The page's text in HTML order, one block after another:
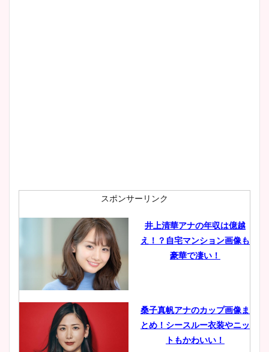
スポンサーリンク
井上清華アナの年収は億越
え！？自宅マンション画像も
豪華で凄い！
桑子真帆アナのカップ画像ま
とめ！シースルー衣装やニッ
トもかわいい！